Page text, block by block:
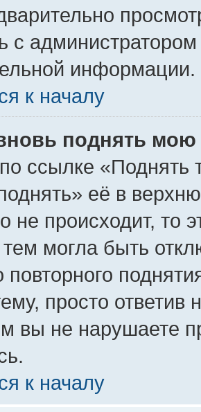
с
информации.
к началу
поднять мою
ссылке «Поднять
её в
не происходит, то
тем могла быть
повторного
просто ответив
вы не нарушаете
к началу